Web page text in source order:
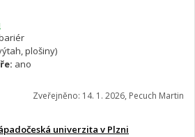
plošiny)
ano
Zveřejněno: 14. 1. 2026, Pecuch Martin
univerzita v Plzni